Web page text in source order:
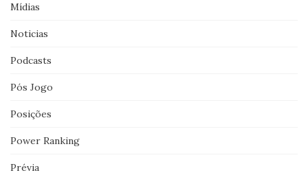
Mídias
Noticias
Podcasts
Pós Jogo
Posições
Power Ranking
Prévia